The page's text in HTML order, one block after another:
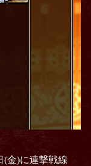
(金)に連撃戦線